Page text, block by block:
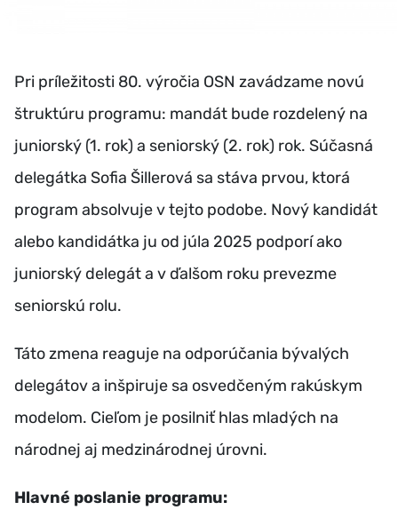
Pri príležitosti 80. výročia OSN zavádzame novú
štruktúru programu: mandát bude rozdelený na
juniorský (1. rok) a seniorský (2. rok) rok. Súčasná
delegátka Sofia Šillerová sa stáva prvou, ktorá
program absolvuje v tejto podobe. Nový kandidát
alebo kandidátka ju od júla 2025 podporí ako
juniorský delegát a v ďalšom roku prevezme
seniorskú rolu.
Táto zmena reaguje na odporúčania bývalých
delegátov a inšpiruje sa osvedčeným rakúskym
modelom. Cieľom je posilniť hlas mladých na
národnej aj medzinárodnej úrovni.
Hlavné poslanie programu: